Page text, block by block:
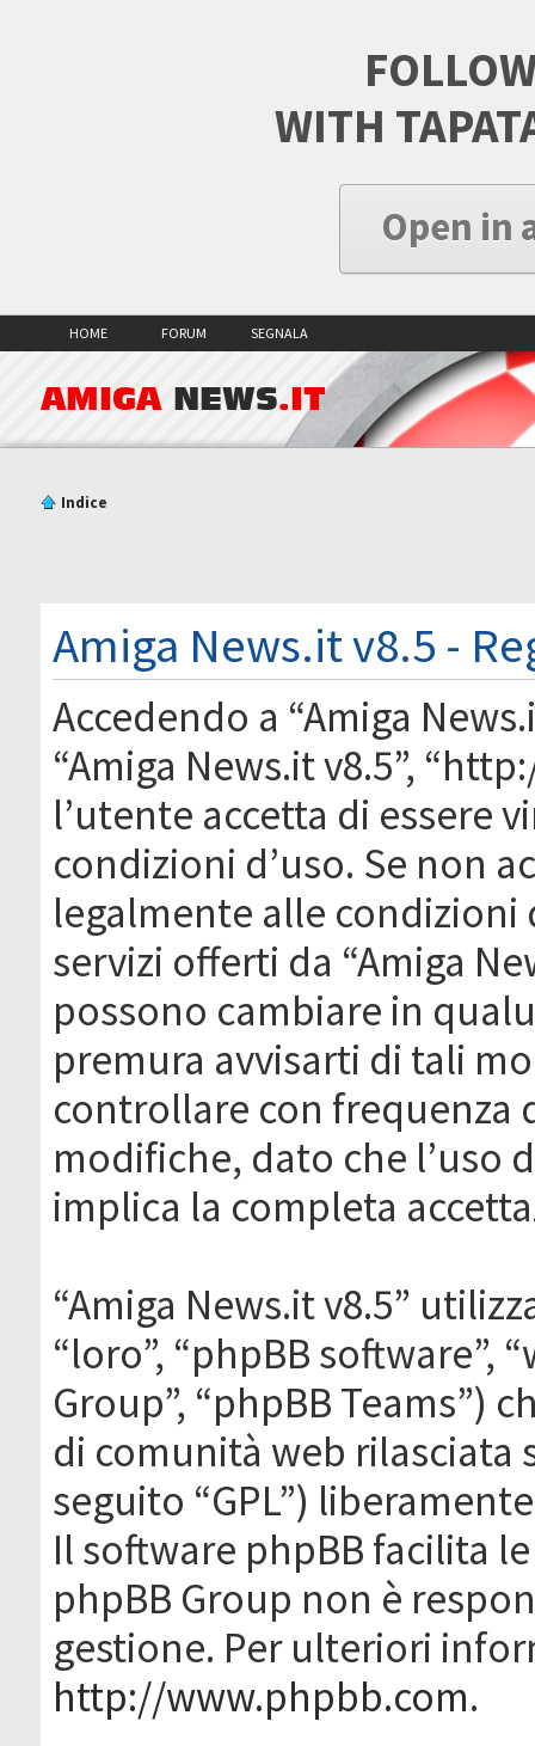
WITH
Open in
HOME FORUM SEGNALA
AMIGA NEWS.IT
Indice
Amiga News.it v8.5 -
Accedendo a “Amiga
“Amiga News.it v8.5”,
l’utente accetta di essere
condizioni d’uso. Se non
legalmente alle condizioni
servizi offerti da “Amiga
possono cambiare in
premura avvisarti di tali
controllare con frequenza
modifiche, dato che l’uso
implica la completa
“Amiga News.it v8.5”
“loro”, “phpBB software”,
Group”, “phpBB Teams”)
di comunità web rilasciata
seguito “GPL”)
Il software phpBB facilita
phpBB Group non è
gestione. Per ulteriori
http://www.phpbb.com.